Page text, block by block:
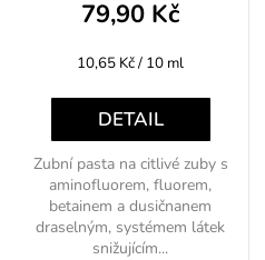
79,90 Kč
Měrná
10,65 Kč / 10 ml
DETAIL
Zubní pasta na citlivé zuby s
aminofluorem, fluorem,
betainem a dusičnanem
draselným, systémem látek
snižujícím...